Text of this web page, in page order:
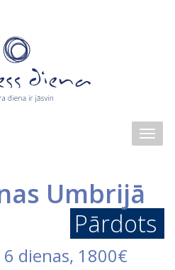
Umbrijā
Pārdots
6 dienas, 1800€